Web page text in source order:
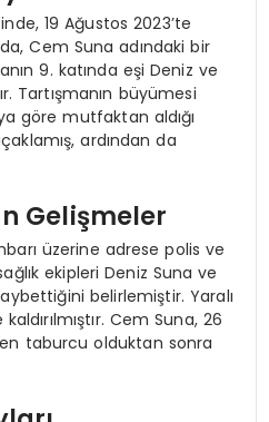
19 Ağustos 2023’te
Cem Suna adındaki bir
9. katında eşi Deniz ve
Tartışmanın büyümesi
göre mutfaktan aldığı
ardından da
Gelişmeler
üzerine adrese polis ve
ekipleri Deniz Suna ve
belirlemiştir. Yaralı
Cem Suna, 26
taburcu olduktan sonra